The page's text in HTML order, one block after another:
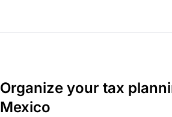
Organize your tax
Mexico